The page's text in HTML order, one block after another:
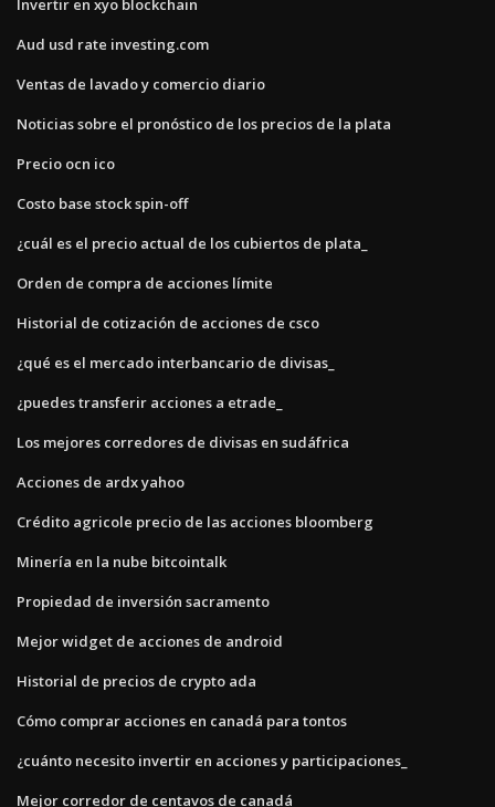
Invertir en xyo blockchain
Aud usd rate investing.com
Ventas de lavado y comercio diario
Noticias sobre el pronóstico de los precios de la plata
Precio ocn ico
Costo base stock spin-off
¿cuál es el precio actual de los cubiertos de plata_
Orden de compra de acciones límite
Historial de cotización de acciones de csco
¿qué es el mercado interbancario de divisas_
¿puedes transferir acciones a etrade_
Los mejores corredores de divisas en sudáfrica
Acciones de ardx yahoo
Crédito agricole precio de las acciones bloomberg
Minería en la nube bitcointalk
Propiedad de inversión sacramento
Mejor widget de acciones de android
Historial de precios de crypto ada
Cómo comprar acciones en canadá para tontos
¿cuánto necesito invertir en acciones y participaciones_
Mejor corredor de centavos de canadá